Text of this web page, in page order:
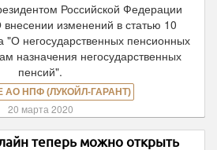
Российской Федерации
изменений в статью 10
"О негосударственных пенсионных
назначения негосударственных
пенсий".
АО НПФ (ЛУКОЙЛ-ГАРАНТ)
20 марта 2020
теперь можно открыть